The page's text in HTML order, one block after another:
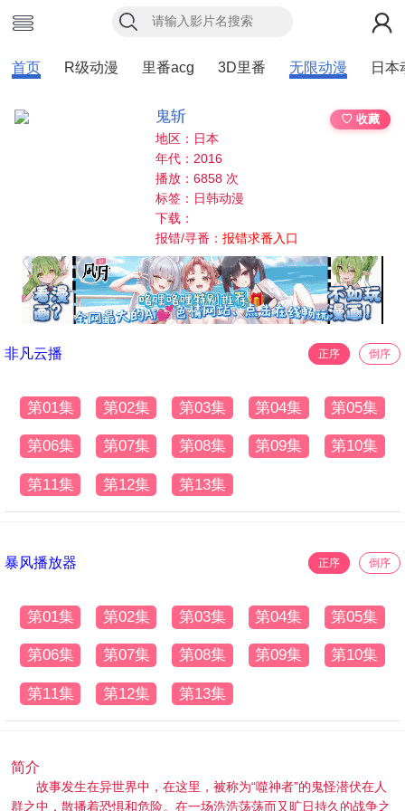
首页 R级动漫 里番acg 3D里番 无限动漫 日本
鬼斩
♡ 收藏
地区：日本
年代：2016
播放：6858 次
标签：日韩动漫
下载：
报错/寻番：报错求番入口
非凡云播 正序 倒序
第01集 第02集 第03集 第04集 第05集
第06集 第07集 第08集 第09集 第10集
第11集 第12集 第13集
暴风播放器 正序 倒序
第01集 第02集 第03集 第04集 第05集
第06集 第07集 第08集 第09集 第10集
第11集 第12集 第13集
简介
故事发生在异世界中，在这里，被称为“噬神者”的鬼怪潜伏在人
群之中，散播着恐惧和危险。在一场浩浩荡荡而又旷日持久的战争之